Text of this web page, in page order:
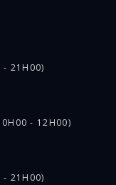
- 21H00)
- 12H00)
- 21H00)